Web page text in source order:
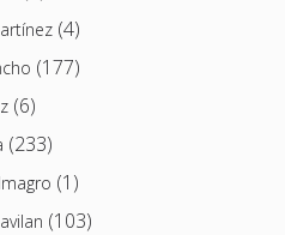
(4)
(177)
(6)
(233)
(1)
(103)